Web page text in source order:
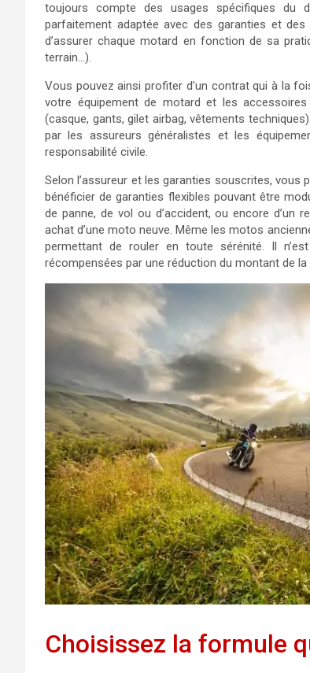
toujours compte des usages spécifiques du
parfaitement adaptée avec des garanties et
d’assurer chaque motard en fonction de sa
terrain…).
Vous pouvez ainsi profiter d’un contrat qui à la
votre équipement de motard et les accessoires
(casque, gants, gilet airbag, vêtements
par les assureurs généralistes et les
responsabilité civile.
Selon l’assureur et les garanties souscrites, vous
bénéficier de garanties flexibles pouvant être
de panne, de vol ou d’accident, ou encore
achat d’une moto neuve. Même les motos
permettant de rouler en toute sérénité. Il
récompensées par une réduction du montant de la
Choisissez la formule